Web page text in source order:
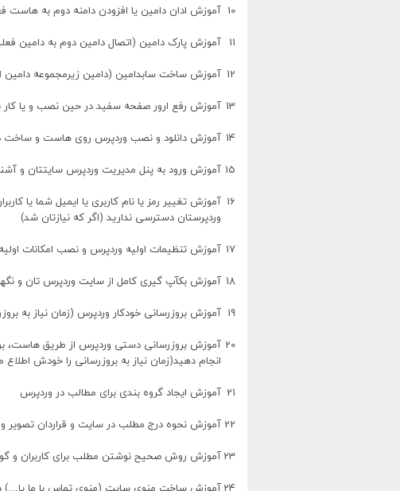
10 آموزش ادان دامین یا افزودن دامنه دوم به هاست
11 آموزش پارک دامین (اتصال دامین دوم به دامین
12 آموزش ساخت سابدامین (دامین زیرمجموعه دامین
13 آموزش رفع ارور صفحه سفید در حین نصب و یا کار
14 آموزش دانلود و نصب وردپرس روی هاست و ساخت
15 آموزش ورود به پنل مدیریت وردپرس سایتتان و
16 آموزش تغییر رمز یا نام کاربری یا ایمیل شما یا
وردپرستان دسترسی ندارید (اگر که نیازتان شد)
17 آموزش تنظیمات اولیه وردپرس و نصب امکانات
18 آموزش بکآپ گیری کامل از سایت وردپرس تان و
19 آموزش بروزرسانی خودکار وردپرس (زمان نیاز به
20 آموزش بروزرسانی دستی وردپرس از طریق هاست،
انجام دهید(زمان نیاز به بروزرسانی را خودش
21 آموزش ایجاد گروه بندی برای مطالب در وردپرس
22 آموزش نحوه درج مطلب در سایت و قراردان تصویر
23آموزش روش صحیح نوشتن مطلب برای کاربران و